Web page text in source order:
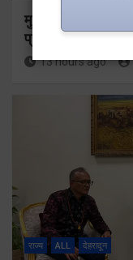
मुख्यमंत्री के दिशा-
प्रगति की हुई समीक्षा
13 hours ago
राज्य ALL देहरादून